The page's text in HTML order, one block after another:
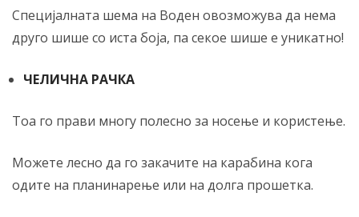
Специјалната шема на Воден овозможува да нема
друго шише со иста боја, па секое шише е уникатно!
ЧЕЛИЧНА РАЧКА
Тоа го прави многу полесно за носење и користење.
Можете лесно да го закачите на карабина кога
одите на планинарење или на долга прошетка.